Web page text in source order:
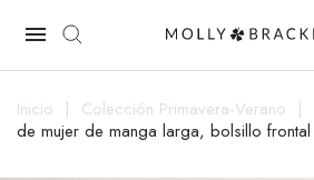

Inicio Colección Primavera-Verano
de mujer de manga larga, bolsillo frontal